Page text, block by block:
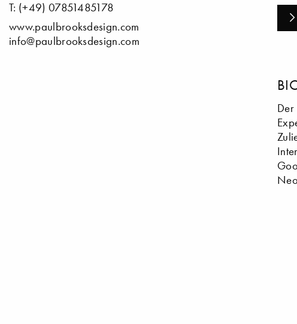
T: (+49) 07851485178
www.paulbrooksdesign.com
info@paulbrooksdesign.com
Der